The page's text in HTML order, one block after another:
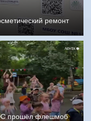
ремонт
прошёл флешмоб